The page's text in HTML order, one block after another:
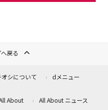
戻る
オシについて dメニュー
About All About ニュース